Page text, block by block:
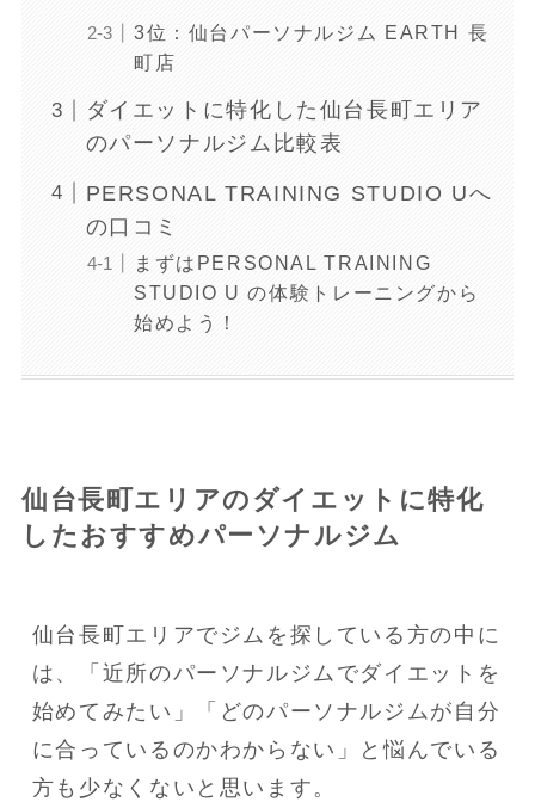
3位：仙台パーソナルジム EARTH 長
町店
ダイエットに特化した仙台長町エリア
のパーソナルジム比較表
PERSONAL TRAINING STUDIO Uへ
の口コミ
まずはPERSONAL TRAINING
STUDIO U の体験トレーニングから
始めよう！
仙台長町エリアのダイエットに特化
したおすすめパーソナルジム
仙台長町エリアでジムを探している方の中に
は、「近所のパーソナルジムでダイエットを
始めてみたい」「どのパーソナルジムが自分
に合っているのかわからない」と悩んでいる
方も少なくないと思います。